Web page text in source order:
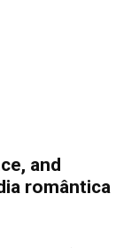
and
romântica